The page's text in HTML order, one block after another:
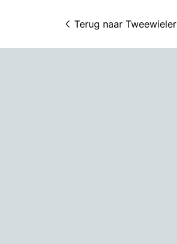
Terug naar Tweewieler